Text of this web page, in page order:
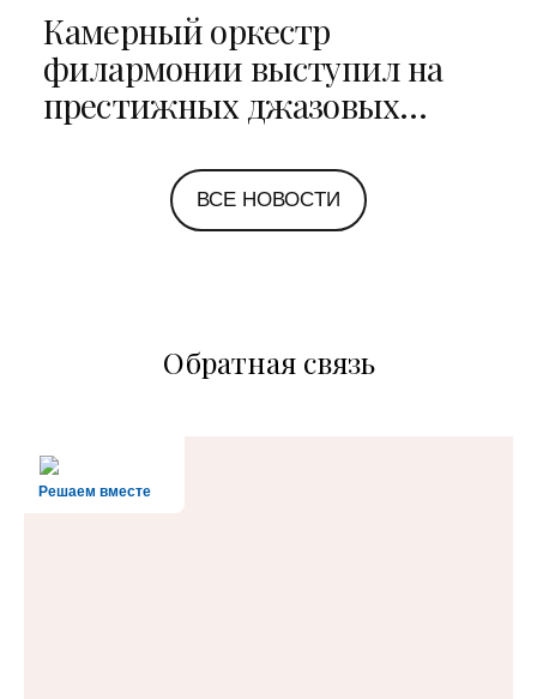
Камерный оркестр
филармонии выступил на
престижных джазовых
Петербурге и Ярославле
ВСЕ НОВОСТИ
Обратная связь
Решаем вместе